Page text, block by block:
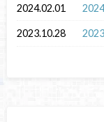
2024.02.01
2023.10.28